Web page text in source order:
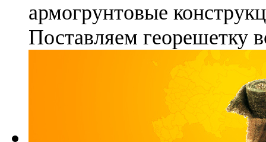
армогрунтовые
Поставляем георешетку